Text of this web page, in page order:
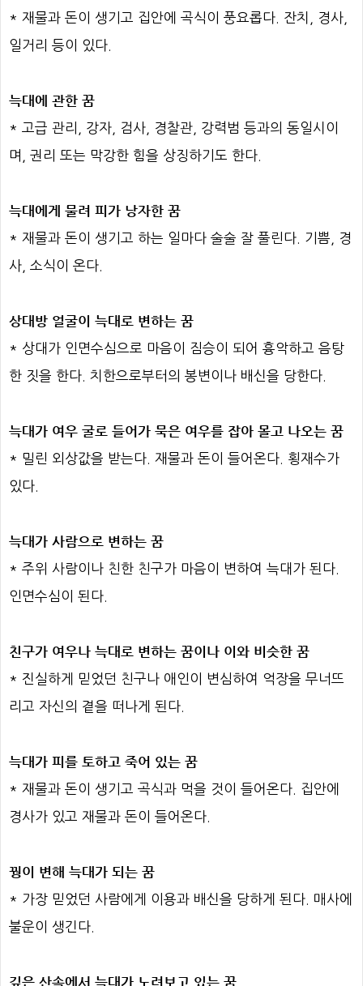
* 재물과 돈이 생기고 집안에 곡식이 풍요롭다. 잔치, 경사,
일거리 등이 있다.
늑대에 관한 꿈
* 고급 관리, 강자, 검사, 경찰관, 강력범 등과의 동일시이
며, 권리 또는 막강한 힘을 상징하기도 한다.
늑대에게 물려 피가 낭자한 꿈
* 재물과 돈이 생기고 하는 일마다 술술 잘 풀린다. 기쁨, 경
사, 소식이 온다.
상대방 얼굴이 늑대로 변하는 꿈
* 상대가 인면수심으로 마음이 짐승이 되어 흉악하고 음탕
한 짓을 한다. 치한으로부터의 봉변이나 배신을 당한다.
늑대가 여우 굴로 들어가 묵은 여우를 잡아 몰고 나오는 꿈
* 밀린 외상값을 받는다. 재물과 돈이 들어온다. 횡재수가
있다.
늑대가 사람으로 변하는 꿈
* 주위 사람이나 친한 친구가 마음이 변하여 늑대가 된다.
인면수심이 된다.
친구가 여우나 늑대로 변하는 꿈이나 이와 비슷한 꿈
* 진실하게 믿었던 친구나 애인이 변심하여 억장을 무너뜨
리고 자신의 곁을 떠나게 된다.
늑대가 피를 토하고 죽어 있는 꿈
* 재물과 돈이 생기고 곡식과 먹을 것이 들어온다. 집안에
경사가 있고 재물과 돈이 들어온다.
꿩이 변해 늑대가 되는 꿈
* 가장 믿었던 사람에게 이용과 배신을 당하게 된다. 매사에
불운이 생긴다.
깊은 산속에서 늑대가 노려보고 있는 꿈